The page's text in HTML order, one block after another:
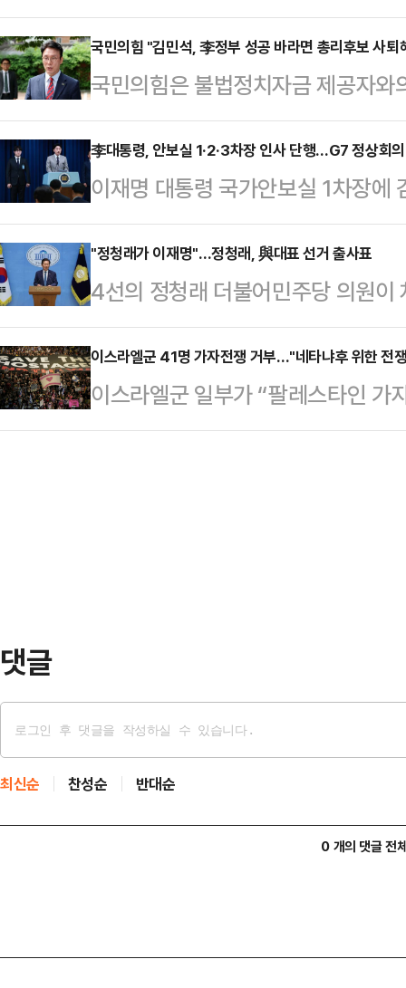
의원이 "새 원내대표는 '죽어야 산
의원은 15일 페이스북에 "우리가
은 과감히 털고 가야 한다"며 이른
협조해야 한다는 입장을 밝혔다.안
로 인한 조기 대선 후, 우리 국민은
지켜보고 계신다"며 "이번 원내대
좌우…
국민의힘 "김민석, 李정부 성공 바라면 총리후보 사퇴
국민의힘은 불법정치자금 제공자
무총리 후보자를 향해 "항간에 '전
공을 바란다면 본인이 어떻게 해야
를 압박했다.김동원 국민의힘 대변
감하기 어려운 대목이 한둘이 아니
을 빗대 '전과자 전성시대'라는 말
래 의혹에 대해 '벌금 등을 우선 변
명한 데 대해 "벌금…
李대통령, 안보실 1·2·3차장 인사 단행…G7 정상회
이재명 대통령 국가안보실 1차장에
2차장에 임웅순 주캐나다 대사를,
임명했다. 신설된 대통령실 AI(인
버 혁신센터장을 발탁했다.강훈식
에서 브리핑을 열고 이같은 인선을
1차장 인선 배경에 대해 "국방부 미
개혁비서관 등을 역임한 군 정책분
보역량 강화는 물론이고 …
"정청래가 이재명"…정청래, 與대표 선거 출사표
4선의 정청래 더불어민주당 의원
다. 이재명 대통령이 당대표 시절
도 조만간 출사표를 던질 것으로
에서 당대표 출마 기자회견을 열고
열겠다"며 "이재명 정부의 성공을
이스라엘군 41명 가자전쟁 거부…"네타냐후 위한 전
이스라엘군 일부가 “팔레스타인 가
다”고 주장하며 전투를 거부했다.
댓글
최신순 찬성순 반대순
0 개의 댓글 전